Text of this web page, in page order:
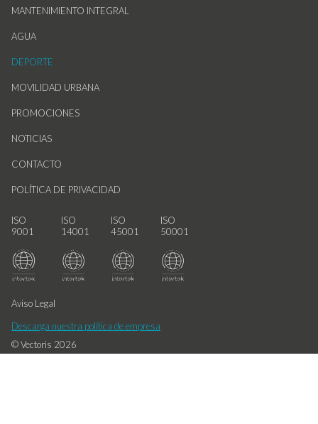
MANTENIMIENTO INTEGRAL
AGUA
DEPORTE
MOVILIDAD URBANA
PROMOCIONES
NOTICIAS
CONTACTO
POLÍTICA DE PRIVACIDAD
ISO
9001
ISO
14001
ISO
45001
ISO
50001
Aviso Legal
Descarga nuestra política de empresa
© Vectoris 2026